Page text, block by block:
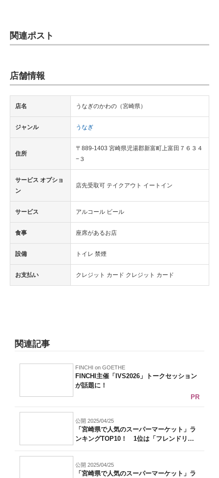
ちょっと気になるネットの話題
関連ポスト
店舗情報
店名 うなぎのかわの（宮崎県）
ジャンル うなぎ
住所
〒889-1403 宮崎県児湯郡新富町上富田７６３４
−３
サービス オプショ
ン
店先受取可 テイクアウト イートイン
サービス アルコール ビール
食事 座席があるお店
設備 トイレ 禁煙
お支払い クレジット カード クレジット カード
関連記事
FINCHI on GOETHE
FINCHI主催「IVS2026」トークセッション
が話題に！
PR
公開 2025/04/25
「宮崎県で人気のスーパーマーケット」ラ
ンキングTOP10！ 1位は「フレンドリ
公開 2025/04/25
「宮崎県で人気のスーパーマーケット」ラ